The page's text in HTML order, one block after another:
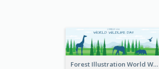
Forest Illustration World Wildlife Day Twitter Header